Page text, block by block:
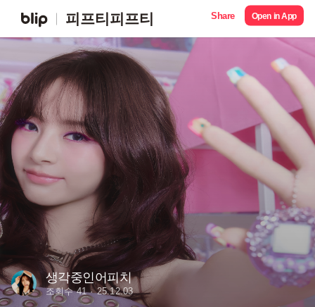
피프티피프티 Share Open in App
생각중인어피치
조회수 41 25.12.03